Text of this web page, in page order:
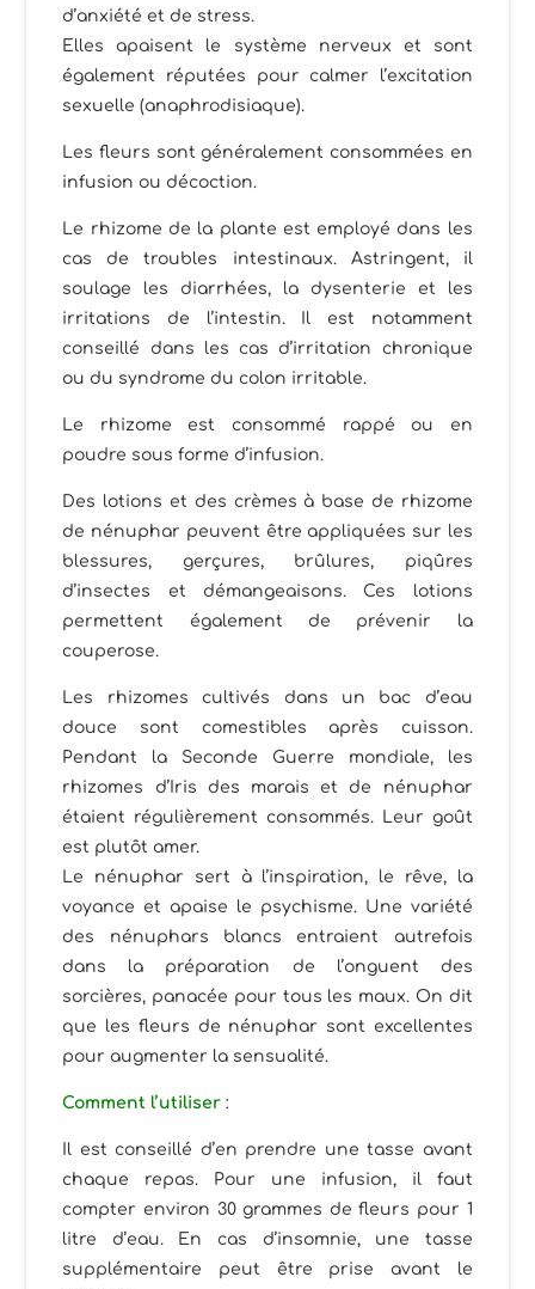
d’anxiété et de stress.
Elles apaisent le système nerveux et sont
également réputées pour calmer l’excitation
sexuelle (anaphrodisiaque).
Les fleurs sont généralement consommées en
infusion ou décoction.
Le rhizome de la plante est employé dans les
cas de troubles intestinaux. Astringent, il
soulage les diarrhées, la dysenterie et les
irritations de l’intestin. Il est notamment
conseillé dans les cas d’irritation chronique
ou du syndrome du colon irritable.
Le rhizome est consommé rappé ou en
poudre sous forme d’infusion.
Des lotions et des crèmes à base de rhizome
de nénuphar peuvent être appliquées sur les
blessures, gerçures, brûlures, piqûres
d’insectes et démangeaisons. Ces lotions
permettent également de prévenir la
couperose.
Les rhizomes cultivés dans un bac d’eau
douce sont comestibles après cuisson.
Pendant la Seconde Guerre mondiale, les
rhizomes d’Iris des marais et de nénuphar
étaient régulièrement consommés. Leur goût
est plutôt amer.
Le nénuphar sert à l’inspiration, le rêve, la
voyance et apaise le psychisme. Une variété
des nénuphars blancs entraient autrefois
dans la préparation de l’onguent des
sorcières, panacée pour tous les maux. On dit
que les fleurs de nénuphar sont excellentes
pour augmenter la sensualité.
Comment l’utiliser :
Il est conseillé d’en prendre une tasse avant
chaque repas. Pour une infusion, il faut
compter environ 30 grammes de fleurs pour 1
litre d’eau. En cas d’insomnie, une tasse
supplémentaire peut être prise avant le